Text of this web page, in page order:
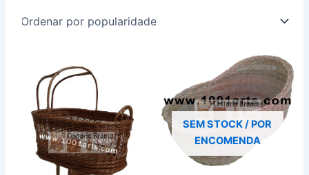
SEM STOCK / POR
ENCOMENDA